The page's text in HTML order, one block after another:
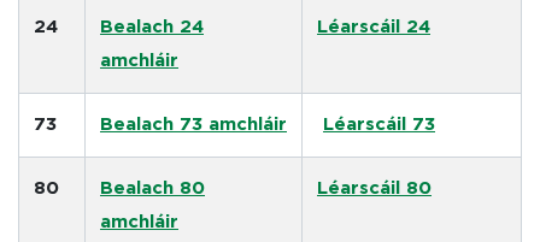
24 Bealach 24
amchláir
Léarscáil 24
73 Bealach 73 amchláir Léarscáil 73
80 Bealach 80
amchláir
Léarscáil 80